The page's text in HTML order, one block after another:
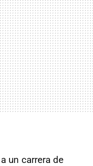
un carrera de